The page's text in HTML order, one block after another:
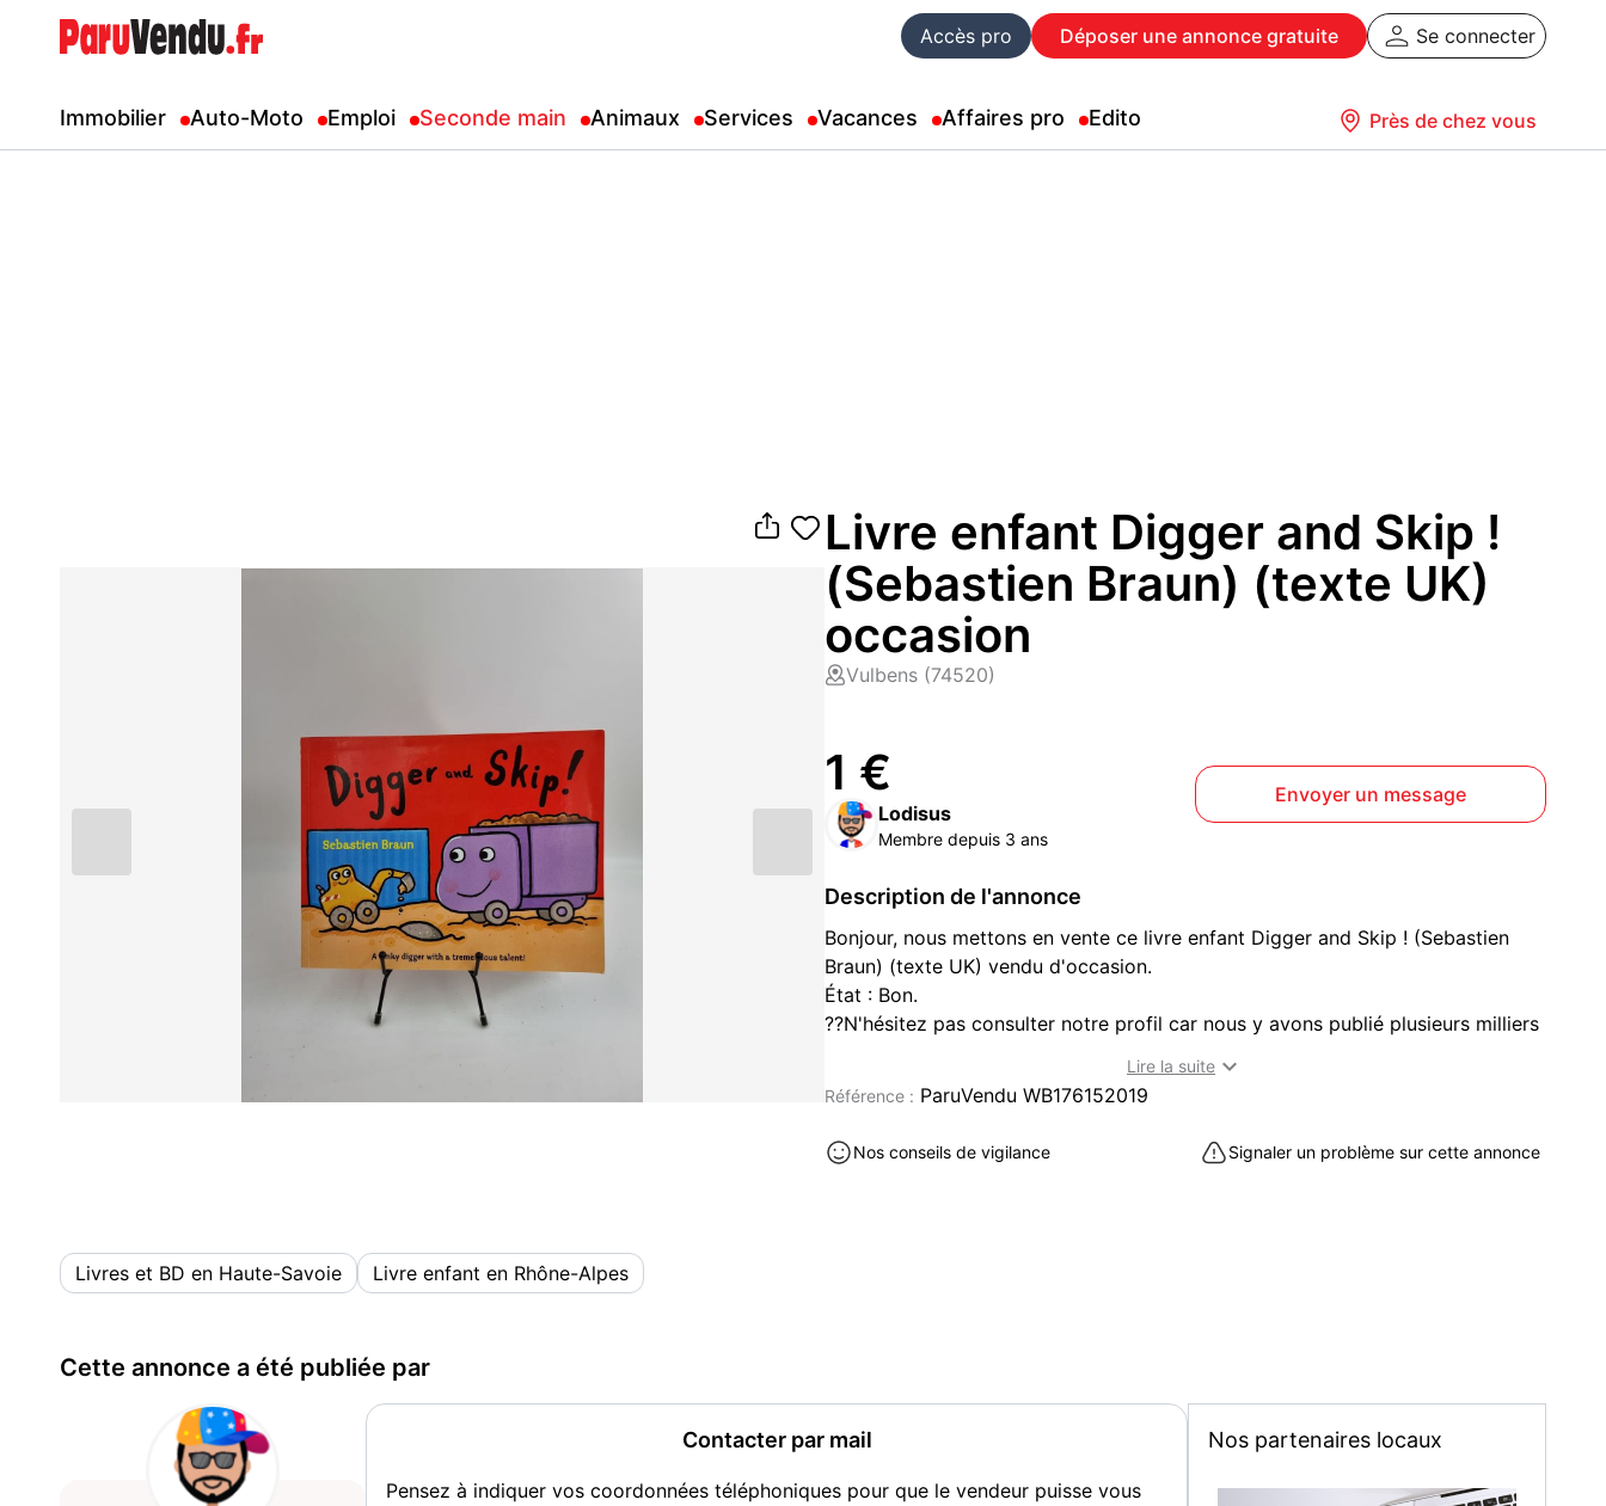
Accès pro Déposer une annonce gratuite Se connecter
Immobilier Auto-Moto Emploi Seconde main Animaux Services Vacances Affaires pro Edito Près de chez vous
Livre enfant Digger and Skip !
(Sebastien Braun) (texte UK)
occasion
Vulbens (74520)
1 €
Lodisus
Membre depuis 3 ans
Envoyer un message
Description de l'annonce
Bonjour, nous mettons en vente ce livre enfant Digger and Skip ! (Sebastien
Braun) (texte UK) vendu d'occasion.
État : Bon.
??N'hésitez pas consulter notre profil car nous y avons publié plusieurs milliers
vidéo/Figurines/Films/Musique/Livres/Objets dérivés/Jouets/autres).
Étant donné que Paru Vendu est un site voie de disparition et que aucune
application avec notifications n'est disponible, nous vous conseillons de nous
rejoindre et de nous contacter sur la plateforme Ebay sur notre profil "Lodisus".
Lire la suite 
Référence : ParuVendu WB176152019
Nos conseils de vigilance Signaler un problème sur cette annonce
Livres et BD en Haute-Savoie Livre enfant en Rhône-Alpes
Cette annonce a été publiée par
Contacter par mail
Pensez à indiquer vos coordonnées téléphoniques pour que le vendeur puisse vous
Nos partenaires locaux